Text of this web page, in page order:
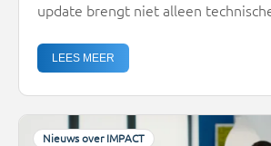
update brengt niet alleen
inzicht en gebruiksgemak in de
De rode draad? Meer controle over
ontwikkeling. Inkoop en tarieven
LEES MEER
Nieuws over IMPACT